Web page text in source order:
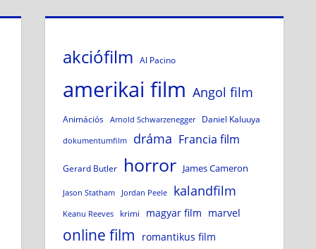
akciófilm Al Pacino
amerikai film Angol film
Animációs Arnold Schwarzenegger Daniel Kaluuya
dokumentumfilm dráma Francia film
Gerard Butler horror James Cameron
Jason Statham Jordan Peele kalandfilm
Keanu Reeves krimi magyar film marvel
online film romantikus film